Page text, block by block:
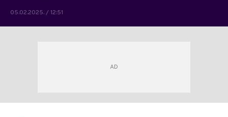
05.02.2025. / 12:51